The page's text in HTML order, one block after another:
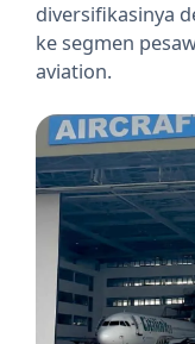
diversifikasinya
ke segmen
aviation.